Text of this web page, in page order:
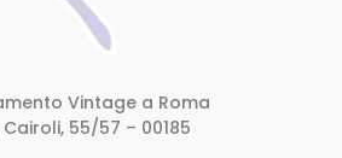
Vintage a Roma
Cairoli, 55/57 – 00185